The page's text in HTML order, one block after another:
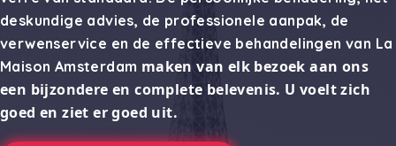
deskundige advies, de professionele aanpak, de
verwenservice en de effectieve behandelingen van La
Maison Amsterdam maken van elk bezoek aan ons
een bijzondere en complete belevenis. U voelt zich
goed en ziet er goed uit.